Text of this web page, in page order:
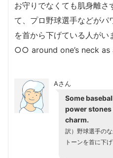
お守りでなくても肌身離さ
て、プロ野球選手などが
を首から下げている人が
○○ around one’s neck as
Aさん
Some
power stones
charm.
訳）野球選手の
トーンを首に下